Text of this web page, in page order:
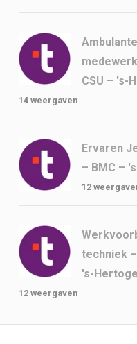
CSU – 's-
14 weergaven
Ervaren
– BMC –
12
techniek
's-
12 weergaven